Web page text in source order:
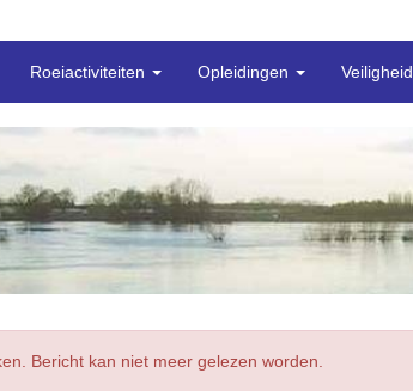
Roeiactiviteiten Opleidingen Veiligheid
Bericht kan niet meer gelezen worden.